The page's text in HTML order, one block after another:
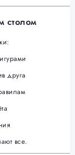
столом
друга
все.